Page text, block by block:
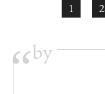
1 2
“by